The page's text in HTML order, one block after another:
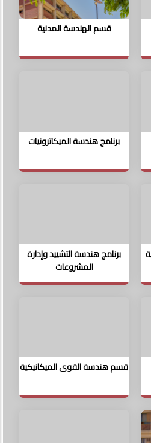
قسم الهندسة المدنية
برنامج هندسة الميكاترونيات
برنامج هندسة التشييد وإدارة
المشروعات
قسم هندسة القوى الميكانيكية